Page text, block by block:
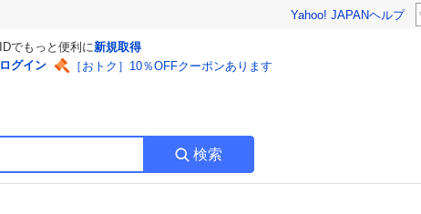
Yahoo! JAPANヘルプ
IDでもっと便利に新規取得
ログイン
［おトク］10％OFFクーポンあります
検索